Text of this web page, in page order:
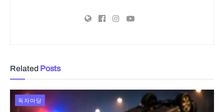
Related Posts
독자마당